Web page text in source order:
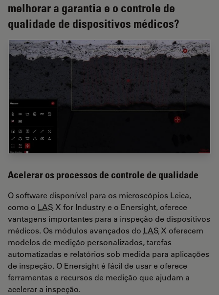
melhorar a garantia e o controle de
qualidade de dispositivos médicos?
Acelerar os processos de controle de qualidade
O software disponível para os microscópios Leica,
como o LAS X for Industry e o Enersight, oferece
vantagens importantes para a inspeção de dispositivos
médicos. Os módulos avançados do LAS X oferecem
modelos de medição personalizados, tarefas
automatizadas e relatórios sob medida para aplicações
de inspeção. O Enersight é fácil de usar e oferece
ferramentas e recursos de medição que ajudam a
acelerar a inspeção.